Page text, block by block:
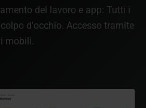
del lavoro e app: Tutti i
d'occhio. Accesso tramite
mobili.